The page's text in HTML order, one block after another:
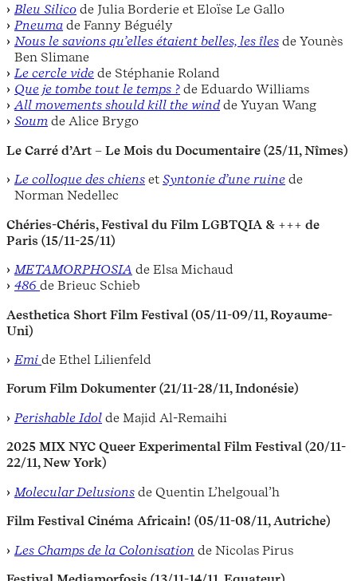
Bleu Silico de Julia Borderie et Eloïse Le Gallo
Pneuma de Fanny Béguély
Nous le savions qu’elles étaient belles, les îles de Younès
Ben Slimane
Le cercle vide de Stéphanie Roland
Que je tombe tout le temps ? de Eduardo Williams
All movements should kill the windde Yuyan Wang
Soum de Alice Brygo
Le Carré d’Art – Le Mois du Documentaire (25/11, Nîmes)
Le colloque des chiens et Syntonie d’une ruine de
Norman Nedellec
Chéries-Chéris, Festival du Film LGBTQIA & +++ de
Paris (15/11-25/11)
METAMORPHOSIA de Elsa Michaud
486 de Brieuc Schieb
Aesthetica Short Film Festival (05/11-09/11, Royaume-
Uni)
Emi de Ethel Lilienfeld
Forum Film Dokumenter (21/11-28/11, Indonésie)
Perishable Idol de Majid Al-Remaihi
2025 MIX NYC Queer Experimental Film Festival (20/11-
22/11, New York)
Molecular Delusions de Quentin L’helgoual’h
Film Festival Cinéma Africain! (05/11-08/11, Autriche)
Les Champs de la Colonisation de Nicolas Pirus